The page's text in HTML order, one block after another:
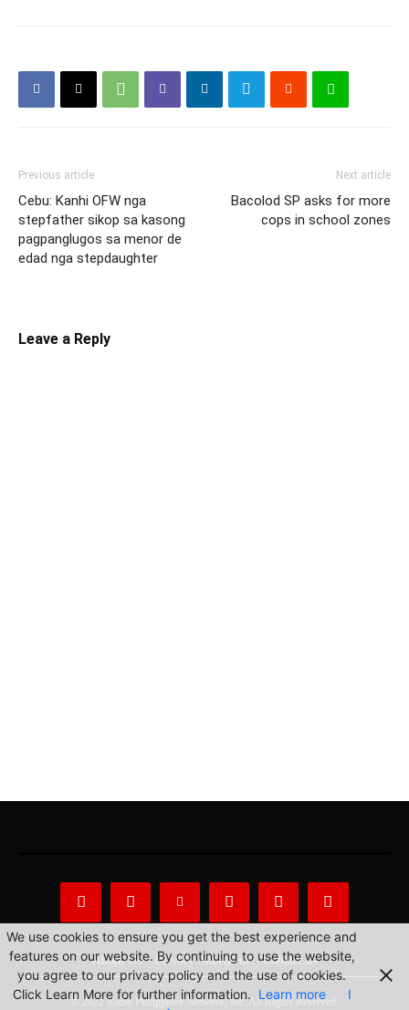
Previous article
Cebu: Kanhi OFW nga
stepfather sikop sa kasong
pagpanglugos sa menor de
edad nga stepdaughter
Next article
Bacolod SP asks for more
cops in school zones
Leave a Reply
About Us Privacy Statement Contact us
© 2022 Radio Philippines Network, Inc. All Rights Reserved.
We use cookies to ensure you get the best experience and
features on our website. By continuing to use the website,
you agree to our privacy policy and the use of cookies.
Click Learn More for further information. Learn more
I